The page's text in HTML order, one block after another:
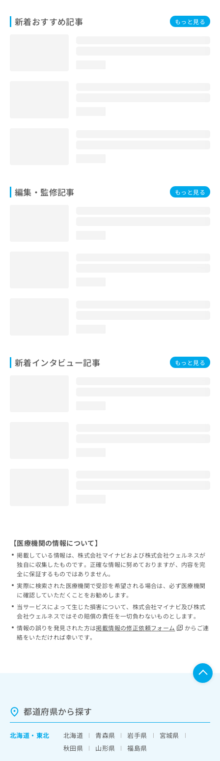
新着おすすめ記事 もっと見る
編集・監修記事 もっと見る
新着インタビュー記事 もっと見る
問
い
【医療機関の情報について】
掲載している情報は、株式会社マイナビおよび株式会社ウェルネスが
独自に収集したものです。正確な情報に努めておりますが、内容を完
全に保証するものではありません。
実際に検索された医療機関で受診を希望される場合は、必ず医療機関
に確認していただくことをお勧めします。
当サービスによって生じた損害について、株式会社マイナビ及び株式
会社ウェルネスではその賠償の責任を一切負わないものとします。
情報の誤りを発見された方は掲載情報の修正依頼フォーム
からご連
絡をいただければ幸いです。
都道府県から探す
北海道 ・ 東北 北海道 青森県 岩手県
宮城県
秋田県
山形県
福島県